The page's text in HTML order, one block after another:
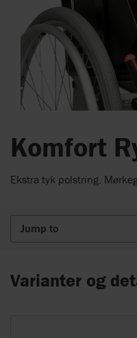
Komfort
Ekstra tyk polstring.
Jump to
Varianter og